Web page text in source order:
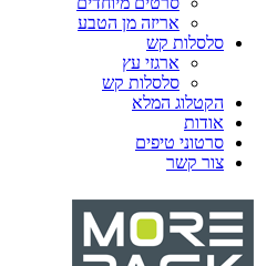
אריזה מן הטבע
סלסלות קש
ארגזי עץ
סלסלות קש
הקטלוג המלא
אודות
סרטוני טיפים
צור קשר